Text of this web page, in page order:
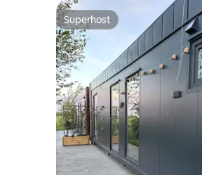
Superhost
Superhost